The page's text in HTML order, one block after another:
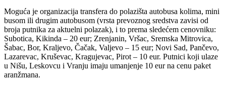
Moguća je organizacija transfera do polazišta autobusa kolima, mini
busom ili drugim autobusom (vrsta prevoznog sredstva zavisi od
broja putnika za aktuelni polazak), i to prema sledećem cenovniku:
Subotica, Kikinda – 20 eur; Zrenjanin, Vršac, Sremska Mitrovica,
Šabac, Bor, Kraljevo, Čačak, Valjevo – 15 eur; Novi Sad, Pančevo,
Lazarevac, Kruševac, Kragujevac, Pirot – 10 eur. Putnici koji ulaze
u Nišu, Leskovcu i Vranju imaju umanjenje 10 eur na cenu paket
aranžmana.